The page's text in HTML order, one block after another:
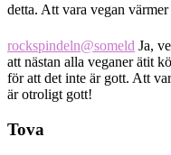
detta. Att vara vegan
rockspindeln@someld Ja,
att nästan alla veganer ätit
för att det inte är gott. Att
är otroligt gott!
Tova